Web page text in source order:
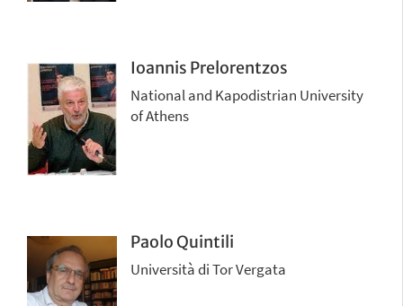
Ioannis Prelorentzos
National and Kapodistrian University
of Athens
Paolo Quintili
Università di Tor Vergata